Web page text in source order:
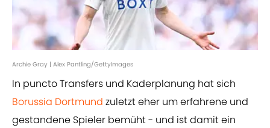
Archie Gray | Alex Pantling/GettyImages
In puncto Transfers und Kaderplanung hat sich
Borussia Dortmund zuletzt eher um erfahrene und
gestandene Spieler bemüht - und ist damit ein